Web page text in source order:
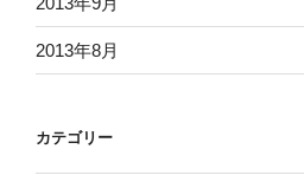
2013年8月
カテゴリー